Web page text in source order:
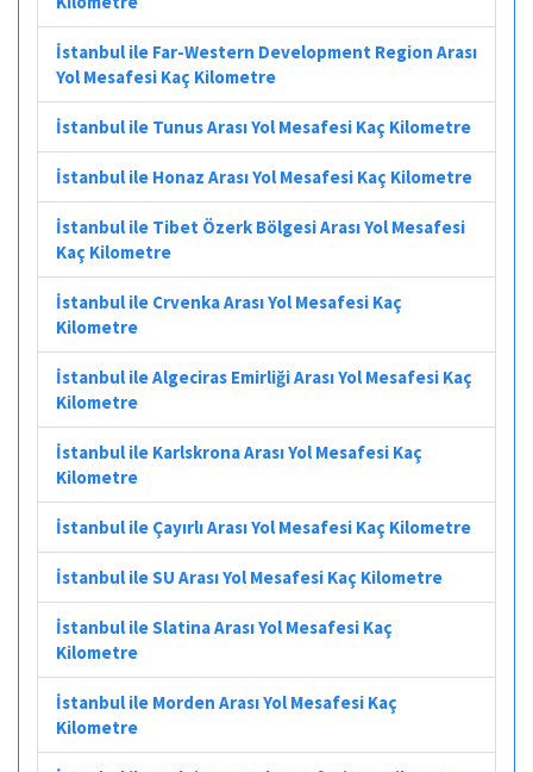
İstanbul ile Far-Western Development Region Arası
Yol Mesafesi Kaç Kilometre
İstanbul ile Tunus Arası Yol Mesafesi Kaç Kilometre
İstanbul ile Honaz Arası Yol Mesafesi Kaç Kilometre
İstanbul ile Tibet Özerk Bölgesi Arası Yol Mesafesi
Kaç Kilometre
İstanbul ile Crvenka Arası Yol Mesafesi Kaç
Kilometre
İstanbul ile Algeciras Emirliği Arası Yol Mesafesi Kaç
Kilometre
İstanbul ile Karlskrona Arası Yol Mesafesi Kaç
Kilometre
İstanbul ile Çayırlı Arası Yol Mesafesi Kaç Kilometre
İstanbul ile SU Arası Yol Mesafesi Kaç Kilometre
İstanbul ile Slatina Arası Yol Mesafesi Kaç
Kilometre
İstanbul ile Morden Arası Yol Mesafesi Kaç
Kilometre